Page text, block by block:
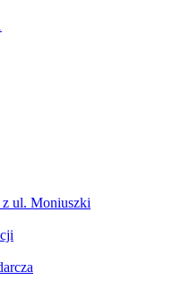
z ul. Moniuszki